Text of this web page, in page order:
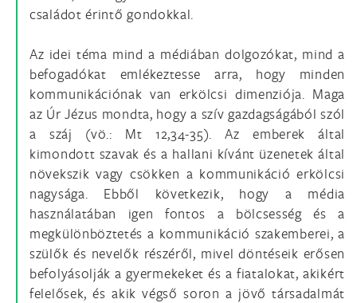
családot érintő gondokkal.
Az idei téma mind a médiában dolgozókat, mind a
befogadókat emlékeztesse arra, hogy minden
kommunikációnak van erkölcsi dimenziója. Maga
az Úr Jézus mondta, hogy a szív gazdagságából szól
a száj (vö.: Mt 12,34-35). Az emberek által
kimondott szavak és a hallani kívánt üzenetek által
növekszik vagy csökken a kommunikáció erkölcsi
nagysága. Ebből következik, hogy a média
használatában igen fontos a bölcsesség és a
megkülönböztetés a kommunikáció szakemberei, a
szülők és nevelők részéről, mivel döntéseik erősen
befolyásolják a gyermekeket és a fiatalokat, akikért
felelősek, és akik végső soron a jövő társadalmát